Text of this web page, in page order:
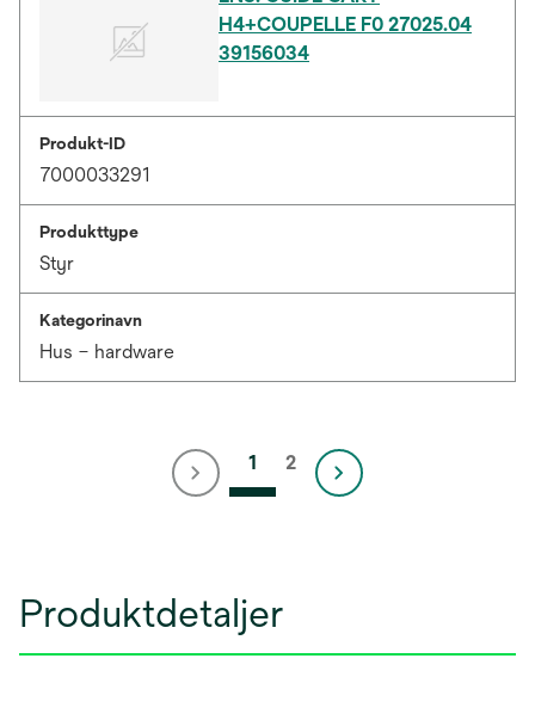
H4+COUPELLE F0 27025.04
39156034
Produkt-ID
7000033291
Produkttype
Styr
Kategorinavn
Hus – hardware
1 2
Produktdetaljer